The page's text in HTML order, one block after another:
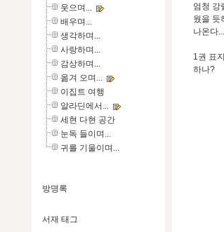
엄청 강
웠을 듯
나온다
1권 표
하나?
웃으며...
배우며...
생각하며...
사랑하며...
감상하며...
옮겨 오며...
이집트 여행
알라딘에서...
세현 다현 공간
눈독 들이며...
귀를 기울이며...
방명록
서재 태그